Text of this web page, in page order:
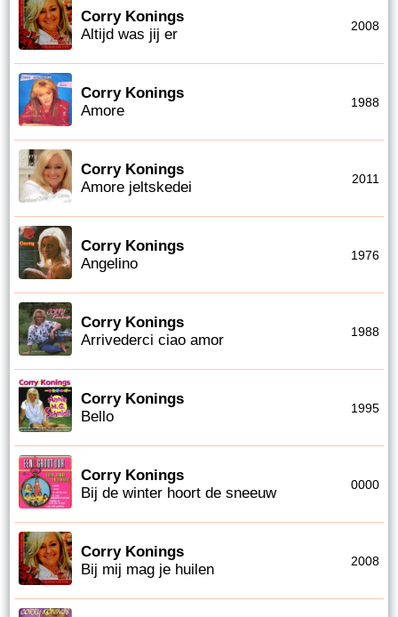
Corry Konings
Altijd was jij er
2008
Corry Konings
Amore
1988
Corry Konings
Amore jeltskedei
2011
Corry Konings
Angelino
1976
Corry Konings
Arrivederci ciao amor
1988
Corry Konings
Bello
1995
Corry Konings
Bij de winter hoort de sneeuw
0000
Corry Konings
Bij mij mag je huilen
2008